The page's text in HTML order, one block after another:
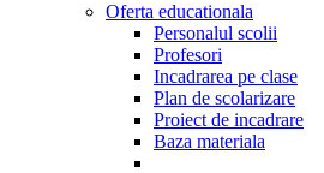
Oferta educationala
Personalul scolii
Profesori
Incadrarea pe clase
Plan de scolarizare
Proiect de incadrare
Baza materiala